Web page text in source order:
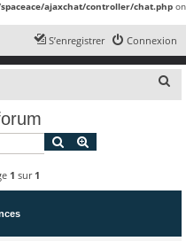
ajaxchat/controller/chat.php on
Connexion
S’enregistrer
r
Rechercher
1 sur 1